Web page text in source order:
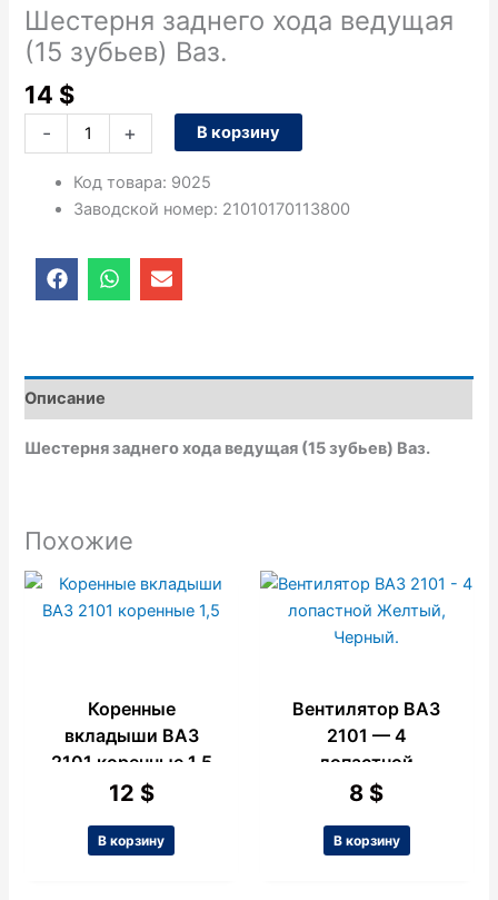
Шестерня заднего хода ведущая
(15 зубьев) Ваз.
14 $
-
(15
зубьев)
+ В корзину
Код товара: 9025
Заводской номер: 21010170113800
F
a
o
o
k
W
h
a
p
E
n
o
e
Описание
Шестерня заднего хода ведущая (15 зубьев) Ваз.
Похожие
Коренные
вкладыши ВАЗ
2101 коренные 1,5
12 $
В корзину
Вентилятор ВАЗ
2101 — 4
лопастной
Желтый, Черный.
8 $
В корзину